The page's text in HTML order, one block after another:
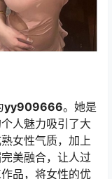
yy909666。她是
人魅力吸引了大
女性气质，加上
美融合，让人过
品，将女性的优